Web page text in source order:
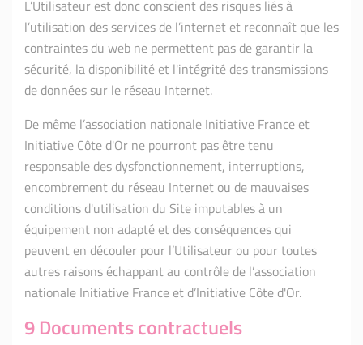
L’Utilisateur est donc conscient des risques liés à
l’utilisation des services de l’internet et reconnaît que les
contraintes du web ne permettent pas de garantir la
sécurité, la disponibilité et l'intégrité des transmissions
de données sur le réseau Internet.
De même l’association nationale Initiative France et
Initiative Côte d'Or ne pourront pas être tenu
responsable des dysfonctionnement, interruptions,
encombrement du réseau Internet ou de mauvaises
conditions d'utilisation du Site imputables à un
équipement non adapté et des conséquences qui
peuvent en découler pour l’Utilisateur ou pour toutes
autres raisons échappant au contrôle de l’association
nationale Initiative France et d’Initiative Côte d'Or.
9 Documents contractuels